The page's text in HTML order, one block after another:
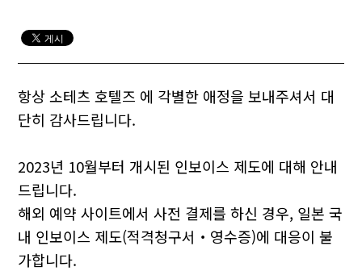
항상 소테츠 호텔즈 에 각별한 애정을 보내주셔서 대
단히 감사드립니다.
2023년 10월부터 개시된 인보이스 제도에 대해 안내
드립니다.
해외 예약 사이트에서 사전 결제를 하신 경우, 일본 국
내 인보이스 제도(적격청구서・영수증)에 대응이 불
가합니다.